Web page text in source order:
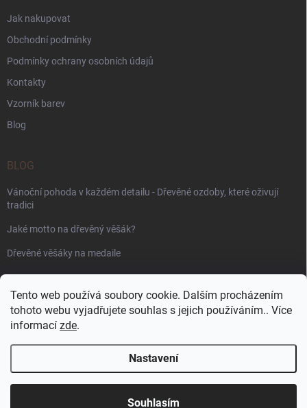
Tento web používá soubory cookie. Dalším procházením
tohoto webu vyjadřujete souhlas s jejich používáním.. Více
informací zde.
Nastavení
Souhlasím
Jak nakupovat
Obchodní podmínky
Podmínky ochrany osobních údajů
Kontakty
Vzorník barev
Blog
BLOG
Vánoční pohoda v každém detailu - Dřevěné ozdoby, které oživují
tradici
Jaké motto na dřevěný věšák?
Dřevěné věšáky na medaile
PŘIJÍMÁME ONLINE PLATBY
WoodenPuzzle.cz . Všechna práva vyhrazena.